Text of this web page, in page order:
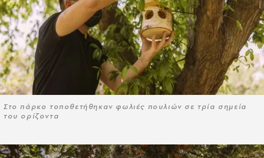
Στο πάρκο τοποθετήθηκαν φωλιές πουλιών σε τρία σημεία
του ορίζοντα